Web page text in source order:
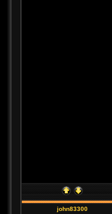
john83300